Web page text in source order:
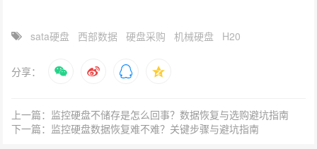
sata硬盘 西部数据 硬盘采购 机械硬盘 H20
分享：
上一篇：监控硬盘不储存是怎么回事？数据恢复与选购避坑指南
下一篇：监控硬盘数据恢复难不难？关键步骤与避坑指南